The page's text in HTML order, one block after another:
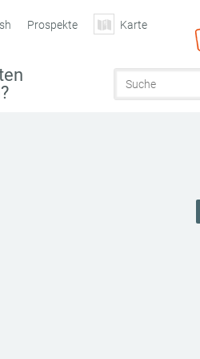
Prospekte Karte